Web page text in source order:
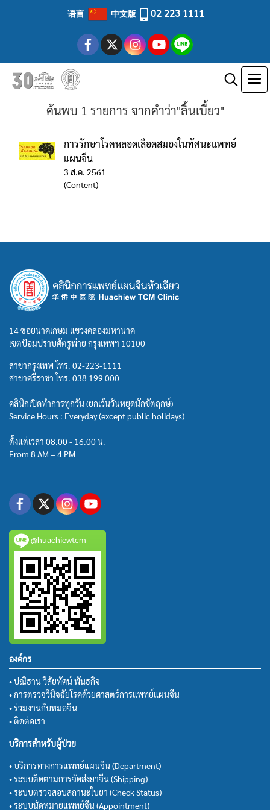
语言 中文版 02 223 1111
ค้นพบ 1 รายการ จากคำว่า"ลิ้นเบี้ยว"
การรักษาโรคหลอดเลือดสมองในทัศนะแพทย์
แผนจีน
3 ส.ค. 2561
(Content)
14 ซอยนาคเกษม แขวงคลองมหานาค
เขตป้อมปราบศัตรูพ่าย กรุงเทพฯ 10100
สาขากรุงเทพ โทร. 02-223-1111
สาขาศรีราชา โทร. 038 199 000
คลินิกเปิดทำการทุกวัน (ยกเว้นวันหยุดนักขัตฤกษ์)
Service Hours : Everyday (except public holidays)
ตั้งแต่เวลา 08.00 - 16.00 น.
From 8 AM – 4 PM
@huachiewtcm
องค์กร
• ปณิธาน วิสัยทัศน์ พันธกิจ
• การตรวจวินิจฉัยโรคด้วยศาสตร์การแพทย์แผนจีน
• ร่วมงานกับหมอจีน
• ติดต่อเรา
บริการสำหรับผู้ป่วย
• บริการทางการแพทย์แผนจีน (Department)
• ระบบติดตามการจัดส่งยาจีน (Shipping)
• ระบบตรวจสอบสถานะใบยา (Check Status)
• ระบบนัดหมายแพทย์จีน (Appointment)